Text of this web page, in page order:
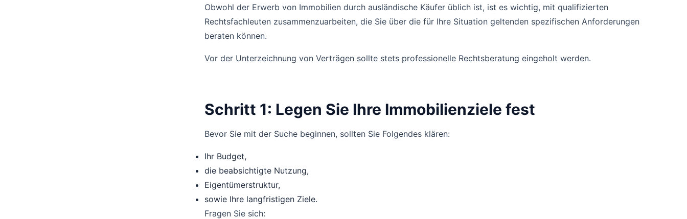
Obwohl der Erwerb von Immobilien durch ausländische Käufer üblich ist, ist es wichtig, mit qualifizierten
Rechtsfachleuten zusammenzuarbeiten, die Sie über die für Ihre Situation geltenden spezifischen Anforderungen
beraten können.
Vor der Unterzeichnung von Verträgen sollte stets professionelle Rechtsberatung eingeholt werden.
Schritt 1: Legen Sie Ihre Immobilienziele fest
Bevor Sie mit der Suche beginnen, sollten Sie Folgendes klären:
Ihr Budget,
die beabsichtigte Nutzung,
Eigentümerstruktur,
sowie Ihre langfristigen Ziele.
Fragen Sie sich: